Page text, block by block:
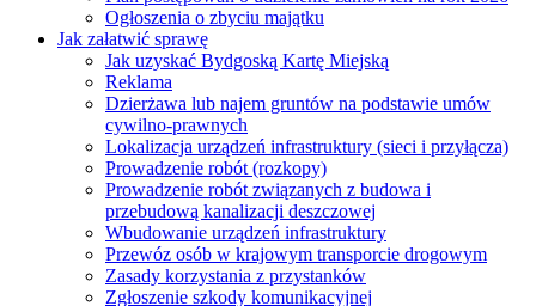
Ogłoszenia o zbyciu majątku
Jak załatwić sprawę
Jak uzyskać Bydgoską Kartę Miejską
Reklama
Dzierżawa lub najem gruntów na podstawie umów
cywilno-prawnych
Lokalizacja urządzeń infrastruktury (sieci i przyłącza)
Prowadzenie robót (rozkopy)
Prowadzenie robót związanych z budowa i
przebudową kanalizacji deszczowej
Wbudowanie urządzeń infrastruktury
Przewóz osób w krajowym transporcie drogowym
Zasady korzystania z przystanków
Zgłoszenie szkody komunikacyjnej